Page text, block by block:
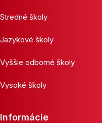
Stredné školy
Jazykové školy
Vyššie odborné školy
Vysoké školy
Informácie